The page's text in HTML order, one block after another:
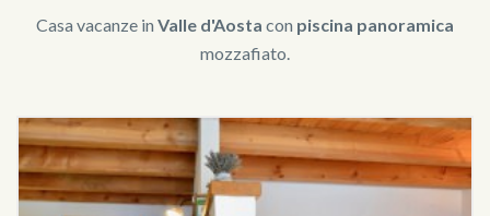
Casa vacanze in Valle d'Aosta con piscina panoramica
mozzafiato.